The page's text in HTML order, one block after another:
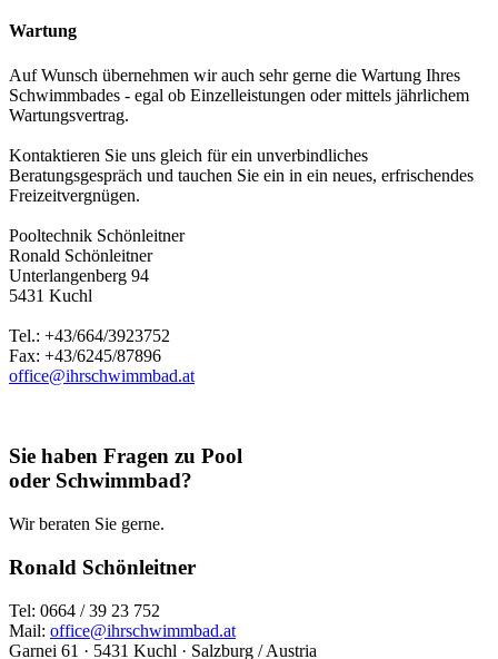
Wartung
Auf Wunsch übernehmen wir auch sehr gerne die Wartung Ihres
Schwimmbades - egal ob Einzelleistungen oder mittels jährlichem
Wartungsvertrag.
Kontaktieren Sie uns gleich für ein unverbindliches
Beratungsgespräch und tauchen Sie ein in ein neues, erfrischendes
Freizeitvergnügen.
Pooltechnik Schönleitner
Ronald Schönleitner
Unterlangenberg 94
5431 Kuchl
Tel.: +43/664/3923752
Fax: +43/6245/87896
office@ihrschwimmbad.at
Sie haben Fragen zu Pool
oder Schwimmbad?
Wir beraten Sie gerne.
Ronald Schönleitner
Tel: 0664 / 39 23 752
Mail: office@ihrschwimmbad.at
Garnei 61 · 5431 Kuchl · Salzburg / Austria